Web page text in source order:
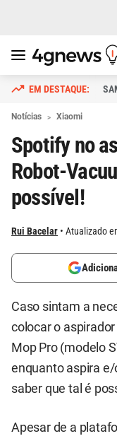
Notícias Xiaomi
Spotify no
Robot-
possível!
Rui Bacelar Atualizado
Caso sintam a
colocar o
Mop Pro (modelo
enquanto aspira
saber que tal é
Apesar de a